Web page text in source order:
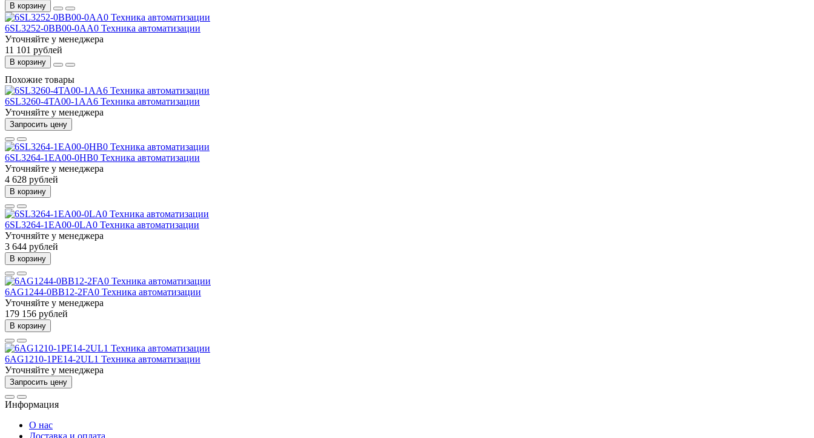
В корзину
6SL3252-0BB00-0AA0 Техника автоматизации
Уточняйте у менеджера
11 101 рублей
В корзину
Похожие товары
6SL3260-4TA00-1AA6 Техника автоматизации
Уточняйте у менеджера
Запросить цену
6SL3264-1EA00-0HB0 Техника автоматизации
Уточняйте у менеджера
4 628 рублей
В корзину
6SL3264-1EA00-0LA0 Техника автоматизации
Уточняйте у менеджера
3 644 рублей
В корзину
6AG1244-0BB12-2FA0 Техника автоматизации
Уточняйте у менеджера
179 156 рублей
В корзину
6AG1210-1PE14-2UL1 Техника автоматизации
Уточняйте у менеджера
Запросить цену
Информация
О нас